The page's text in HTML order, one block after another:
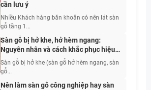
cần lưu ý
Nhiều Khách hàng băn khoăn có nên lát sàn
gỗ tầng 1...
Sàn gỗ bị hở khe, hở hèm ngang:
Nguyên nhân và cách khắc phục hiệu
quả nhất 2026
Sàn gỗ bị hở khe (sàn gỗ hở hèm ngang, sàn
gỗ...
Nên làm sàn gỗ công nghiệp hay sàn